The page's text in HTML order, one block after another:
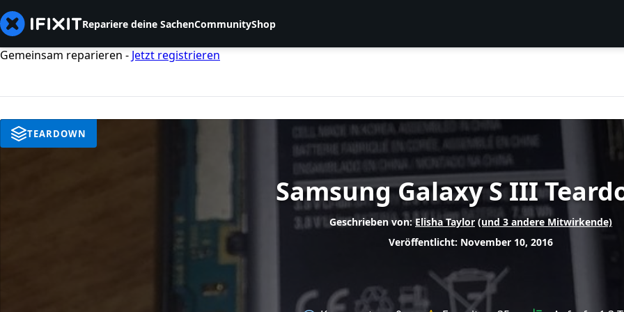
Repariere deine SachenCommunityShop
Gemeinsam reparieren - Jetzt registrieren
Samsung Galaxy S III
Geschrieben von:Elisha Taylor (und 3 andere Mitwirkende)
Veröffentlicht: November 10, 2016
TEARDOWN